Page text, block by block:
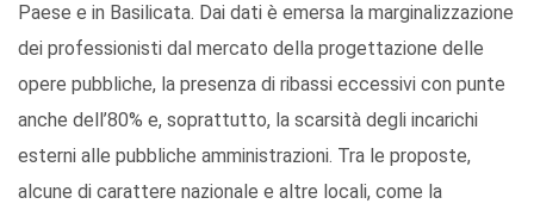
Paese e in Basilicata. Dai dati è emersa la marginalizzazione
dei professionisti dal mercato della progettazione delle
opere pubbliche, la presenza di ribassi eccessivi con punte
anche dell’80% e, soprattutto, la scarsità degli incarichi
esterni alle pubbliche amministrazioni. Tra le proposte,
alcune di carattere nazionale e altre locali, come la